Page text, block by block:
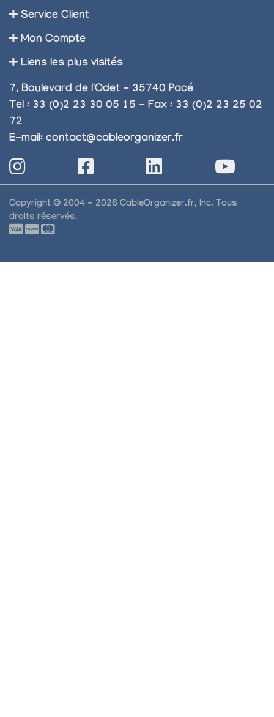
Service Client
Mon Compte
Liens les plus visités
7, Boulevard de l'Odet - 35740 Pacé
Tel : 33 (0)2 23 30 05 15 - Fax : 33 (0)2 23 25 02
72
E-mail: contact@cableorganizer.fr
Copyright © 2004 - 2026 CableOrganizer.fr, Inc. Tous
droits réservés.